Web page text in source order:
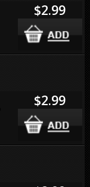
$2.99
$2.99